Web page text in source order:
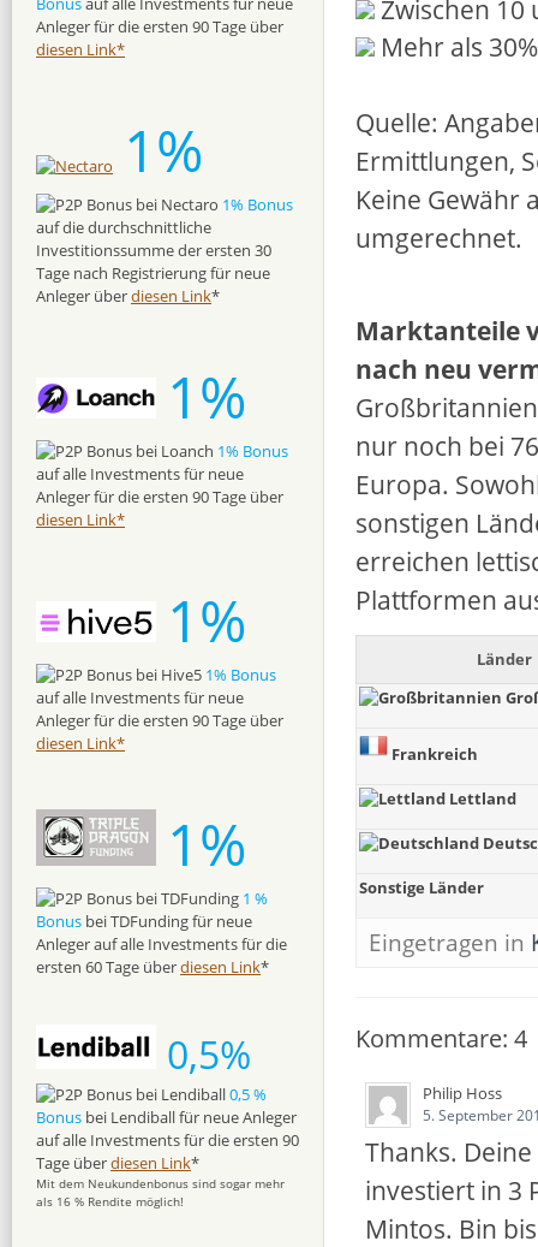
Zwischen 10
Mehr als
Quelle:
Ermittlungen,
Keine Gewähr
umgerechnet.
Marktanteile
nach neu
nur noch bei
Europa.
sonstigen
erreichen
Plattformen
Länder
Frankreich
Lettland
Sonstige Länder
Eingetragen in
Kommentare: 4
Philip Hoss
5. September
Thanks.
investiert in 3
Mintos. Bin
Anleger für die ersten 90 Tage über
diesen Link*
1%
1% Bonus
auf die durchschnittliche
Investitionssumme der ersten 30
Tage nach Registrierung für neue
Anleger überdiesen Link*
1%
1% Bonus
auf alle Investments für neue
Anleger für die ersten 90 Tage über
diesen Link*
1%
1% Bonus
auf alle Investments für neue
Anleger für die ersten 90 Tage über
diesen Link*
1%
1 %
Bonus bei TDFunding für neue
Anleger auf alle Investments für die
ersten 60 Tage überdiesen Link*
0,5%
0,5 %
Bonus bei Lendiball für neue Anleger
auf alle Investments für die ersten 90
Tage überdiesen Link*
Mit dem Neukundenbonus sind sogar mehr
als 16 % Rendite möglich!